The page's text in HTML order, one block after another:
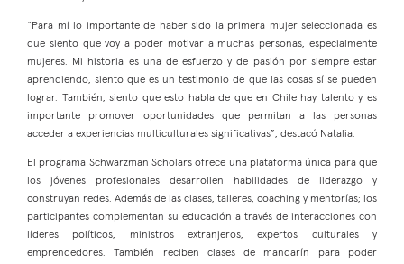
“Para mí lo importante de haber sido la primera mujer seleccionada es
que siento que voy a poder motivar a muchas personas, especialmente
mujeres. Mi historia es una de esfuerzo y de pasión por siempre estar
aprendiendo, siento que es un testimonio de que las cosas sí se pueden
lograr. También, siento que esto habla de que en Chile hay talento y es
importante promover oportunidades que permitan a las personas
acceder a experiencias multiculturales significativas”, destacó Natalia.
El programa Schwarzman Scholars ofrece una plataforma única para que
los jóvenes profesionales desarrollen habilidades de liderazgo y
construyan redes. Además de las clases, talleres, coaching y mentorías; los
participantes complementan su educación a través de interacciones con
líderes políticos, ministros extranjeros, expertos culturales y
emprendedores. También reciben clases de mandarín para poder